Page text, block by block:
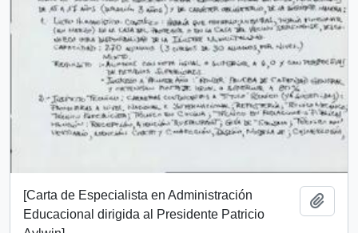
[Carta de Especialista en Administración
Educacional dirigida al Presidente Patricio